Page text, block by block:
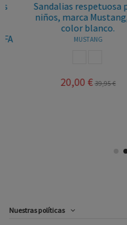
Sandalias respetuosa para
niños, marca Mustang, en
color blanco.
MUSTANG
20,00 € 39,95 €
Nuestras políticas